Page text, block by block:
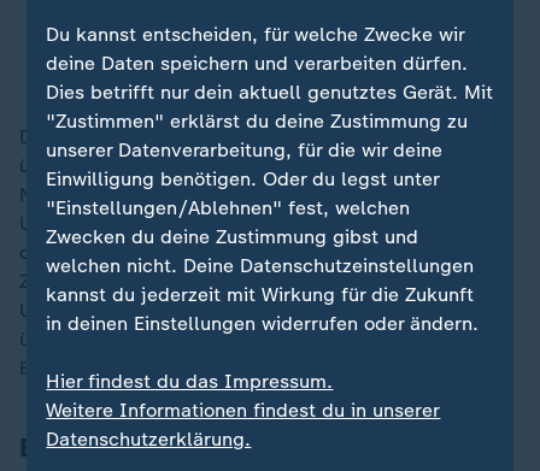
Cornelia Nicklas, Deutsche Umwelthilfe e.V.
Das ergebe sich auch daraus, dass die Klagen
überdurchschnittlich erfolgreich seien, so Cornelia
Nicklas, Bereichsleiterin Recht der Deutschen
Umwelthilfe. Sie verweist auf einen Monitoringbericht
des Umweltbundesamts. Der verzeichnet für den
Zeitraum 2021 bis 2023 insgesamt 208 Klagen von
Umweltverbänden mit einer Erfolgsquote von knapp
über 50 Prozent. Deutlich mehr als die allgemeine
Erfolgsquote in verwaltungsgerichtlichen Verfahren.
EU-Recht und internationale
Du kannst entscheiden, für welche Zwecke wir
deine Daten speichern und verarbeiten dürfen.
Dies betrifft nur dein aktuell genutztes Gerät. Mit
"Zustimmen" erklärst du deine Zustimmung zu
unserer Datenverarbeitung, für die wir deine
Einwilligung benötigen. Oder du legst unter
"Einstellungen/Ablehnen" fest, welchen
Zwecken du deine Zustimmung gibst und
welchen nicht. Deine Datenschutzeinstellungen
kannst du jederzeit mit Wirkung für die Zukunft
in deinen Einstellungen widerrufen oder ändern.
Hier findest du das Impressum.
Weitere Informationen findest du in unserer
Datenschutzerklärung.